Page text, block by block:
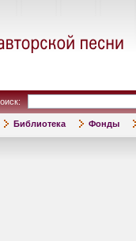
Библиотека Фонды